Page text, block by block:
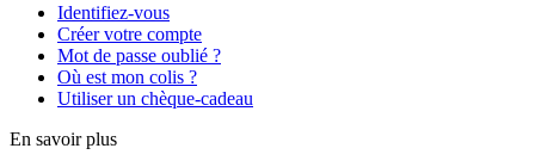
Identifiez-vous
Créer votre compte
Mot de passe oublié ?
Où est mon colis ?
Utiliser un chèque-cadeau
En savoir plus